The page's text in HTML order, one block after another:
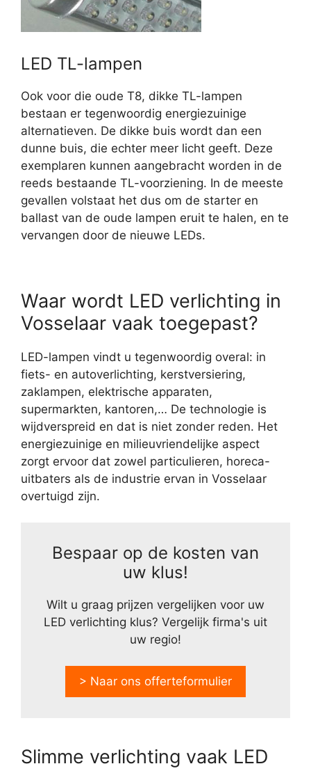
LED TL-lampen
Ook voor die oude T8, dikke TL-lampen
bestaan er tegenwoordig energiezuinige
alternatieven. De dikke buis wordt dan een
dunne buis, die echter meer licht geeft. Deze
exemplaren kunnen aangebracht worden in de
reeds bestaande TL-voorziening. In de meeste
gevallen volstaat het dus om de starter en
ballast van de oude lampen eruit te halen, en te
vervangen door de nieuwe LEDs.
Waar wordt LED verlichting in
Vosselaar vaak toegepast?
LED-lampen vindt u tegenwoordig overal: in
fiets- en autoverlichting, kerstversiering,
zaklampen, elektrische apparaten,
supermarkten, kantoren,… De technologie is
wijdverspreid en dat is niet zonder reden. Het
energiezuinige en milieuvriendelijke aspect
zorgt ervoor dat zowel particulieren, horeca-
uitbaters als de industrie ervan in Vosselaar
overtuigd zijn.
Bespaar op de kosten van
uw klus!
Wilt u graag prijzen vergelijken voor uw
LED verlichting klus? Vergelijk firma's uit
uw regio!
> Naar ons offerteformulier
Slimme verlichting vaak LED